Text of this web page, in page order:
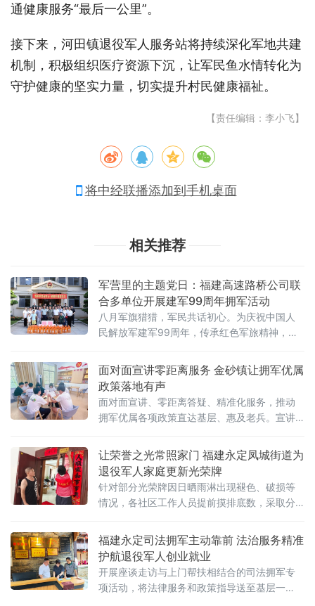
通健康服务“最后一公里”。
接下来，河田镇退役军人服务站将持续深化军地共建
机制，积极组织医疗资源下沉，让军民鱼水情转化为
守护健康的坚实力量，切实提升村民健康福祉。
【责任编辑：李小飞】
将中经联播添加到手机桌面
相关推荐
军营里的主题党日：福建高速路桥公司联
合多单位开展建军99周年拥军活动
八月军旗猎猎，军民共话初心。为庆祝中国人
民解放军建军99周年，传承红色军旅精神，弘
联合厦门市观音山商务营运中心直属党委、思
明区工业园区管理委员会等单位，于8月6日走
进武警某部，共同开展“情系军营砺初心 致敬军
魂强担当”主题党日活动。在武警官兵引导下，
参加活动的党员代表参观了营区官兵宿舍。干
面对面宣讲零距离服务 金砂镇让拥军优属
政策落地有声
面对面宣讲、零距离答疑、精准化服务，推动
拥军优属各项政策直达基层、惠及老兵。宣讲
以乡土语言围绕学历提升、优待证申领使用、
抚恤补助发放、就业创业扶持、技能培训、医
疗保障、社保接续、困难帮扶、权益维护等重
点政策，逐条进行详细讲解。针对部分老兵
让荣誉之光常照家门 福建永定凤城街道为
退役军人家庭更新光荣牌
针对部分光荣牌因日晒雨淋出现褪色、破损等
情况，各社区工作人员提前摸排底数，采取分
工具，主动走进退役军人家中。每到一户，工
作人员细心拆除旧牌、清理墙面，将新牌匾庄
重悬挂于门楣醒目位置。“牌子旧了，但荣誉永
远新鲜
福建永定司法拥军主动靠前 法治服务精准
护航退役军人创业就业
开展座谈走访与上门帮扶相结合的司法拥军专
项活动，将法律服务和政策指导送至基层一